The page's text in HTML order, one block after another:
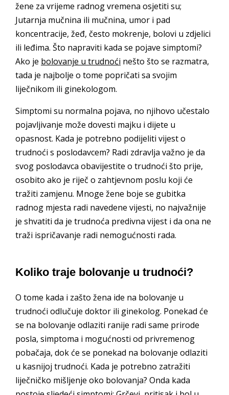
žene za vrijeme radnog vremena osjetiti su;
Jutarnja mučnina ili mučnina, umor i pad
koncentracije, žeđ, često mokrenje, bolovi u zdjelici
ili leđima. Što napraviti kada se pojave simptomi?
Ako je bolovanje u trudnoći nešto što se razmatra,
tada je najbolje o tome popričati sa svojim
liječnikom ili ginekologom.
Simptomi su normalna pojava, no njihovo učestalo
pojavljivanje može dovesti majku i dijete u
opasnost. Kada je potrebno podijeliti vijest o
trudnoći s poslodavcem? Radi zdravlja važno je da
svog poslodavca obavijestite o trudnoći što prije,
osobito ako je riječ o zahtjevnom poslu koji će
tražiti zamjenu. Mnoge žene boje se gubitka
radnog mjesta radi navedene vijesti, no najvažnije
je shvatiti da je trudnoća predivna vijest i da ona ne
traži ispričavanje radi nemogućnosti rada.
Koliko traje bolovanje u trudnoći?
O tome kada i zašto žena ide na bolovanje u
trudnoći odlučuje doktor ili ginekolog. Ponekad će
se na bolovanje odlaziti ranije radi same prirode
posla, simptoma i mogućnosti od privremenog
pobačaja, dok će se ponekad na bolovanje odlaziti
u kasnijoj trudnoći. Kada je potrebno zatražiti
liječničko mišljenje oko bolovanja? Onda kada